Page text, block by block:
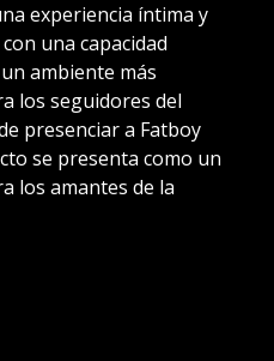
experiencia íntima y
una capacidad
ambiente más
los seguidores del
presenciar a Fatboy
se presenta como un
los amantes de la